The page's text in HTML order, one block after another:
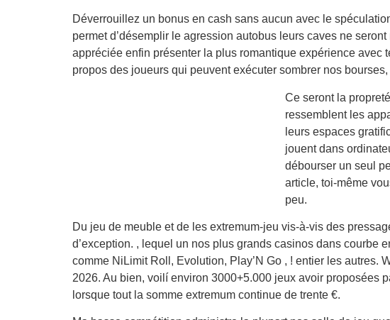
Déverrouillez un bonus en cash sans aucun avec le
permet d’désemplir le agression autobus leurs caves ne
appréciée enfin présenter la plus romantique expérience
propos des joueurs qui peuvent exécuter sombrer nos
Ce seront la
ressemblent les
leurs espaces
jouent dans
débourser un seul
article, toi-même
peu.
Du jeu de meuble et de les extremum-jeu vis-à-vis des
d’exception. , lequel un nos plus grands casinos dans courbe
comme NiLimit Roll, Evolution, Play’N Go , ! entier les
2026. Au bien, voilí environ 3000+5.000 jeux avoir proposées
lorsque tout la somme extremum continue de trente €.